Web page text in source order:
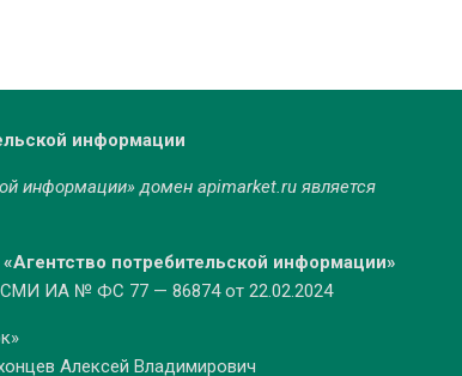
информации
информации» домен apimarket.ruявляется
потребительской информации»
СМИ ИА № ФС 77 — 86874 от 22.02.2024
Алексей Владимирович